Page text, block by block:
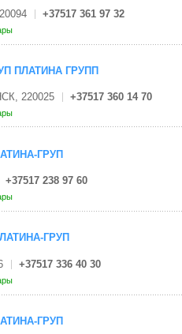
+37517 361 97 32
ПЛАТИНА ГРУПП
220025 +37517 360 14 70
ГРУП
+37517 238 97 60
ГРУП
+37517 336 40 30
ГРУП